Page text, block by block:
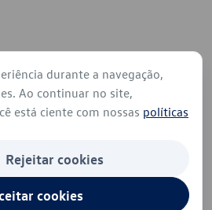
durante a navegação,
Ao continuar no site,
está ciente com nossas políticas
Rejeitar cookies
cookies